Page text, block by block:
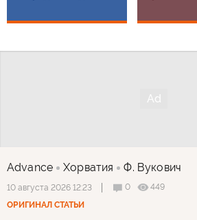
Advance Хорватия Ф. Вукович
10 августа 2026 12:23 0
449
ОРИГИНАЛ СТАТЬИ